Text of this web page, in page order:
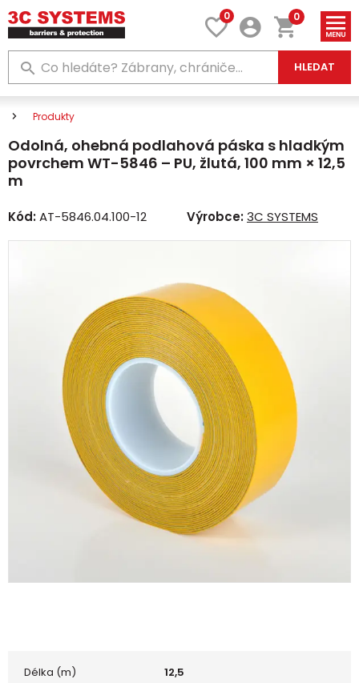
0
HLEDAT
0
Produkty
Odolná, ohebná podlahová páska s hladkým
povrchem WT-5846 – PU, žlutá, 100 mm × 12,5
m
Kód:AT-5846.04.100-12 Výrobce:3C SYSTEMS
Délka (m)
12,5